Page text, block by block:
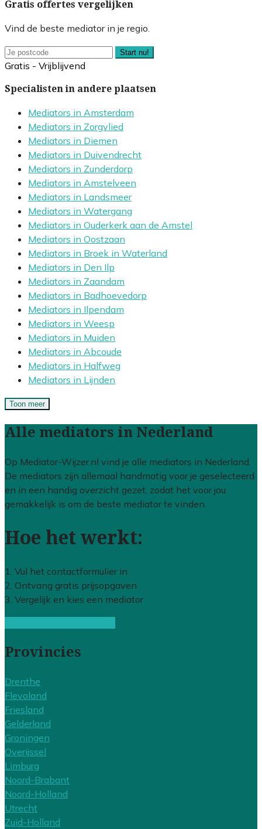
Gratis offertes vergelijken
Vind de beste mediator in je regio.
Start nu!
Gratis - Vrijblijvend
Specialisten in andere plaatsen
Mediators in Amsterdam
Mediators in Zorgvlied
Mediators in Diemen
Mediators in Duivendrecht
Mediators in Zunderdorp
Mediators in Amstelveen
Mediators in Landsmeer
Mediators in Watergang
Mediators in Ouderkerk aan de Amstel
Mediators in Oostzaan
Mediators in Broek in Waterland
Mediators in Den Ilp
Mediators in Zaandam
Mediators in Badhoevedorp
Mediators in Ilpendam
Mediators in Weesp
Mediators in Muiden
Mediators in Abcoude
Mediators in Halfweg
Mediators in Lijnden
Toon meer
Alle mediators in Nederland
Op Mediator-Wijzer.nl vind je alle mediators in Nederland.
De mediators zijn allemaal handmatig voor je geselecteerd
en in een handig overzicht gezet, zodat het voor jou
gemakkelijk is om de beste mediator te vinden.
Hoe het werkt:
1. Vul het contactformulier in
2. Ontvang gratis prijsopgaven
3. Vergelijk en kies een mediator
Provincies
Drenthe
Flevoland
Friesland
Gelderland
Groningen
Overijssel
Limburg
Noord-Brabant
Noord-Holland
Utrecht
Zuid-Holland